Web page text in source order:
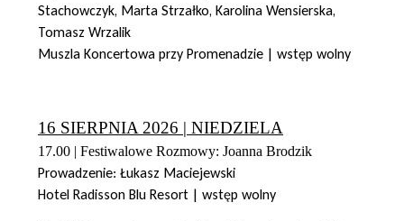
Stachowczyk, Marta Strzałko, Karolina Wensierska,
Tomasz Wrzalik
Muszla Koncertowa przy Promenadzie | wstęp wolny
16 SIERPNIA 2026 | NIEDZIELA
17.00 | Festiwalowe Rozmowy: Joanna Brodzik
Prowadzenie: Łukasz Maciejewski
Hotel Radisson Blu Resort | wstęp wolny